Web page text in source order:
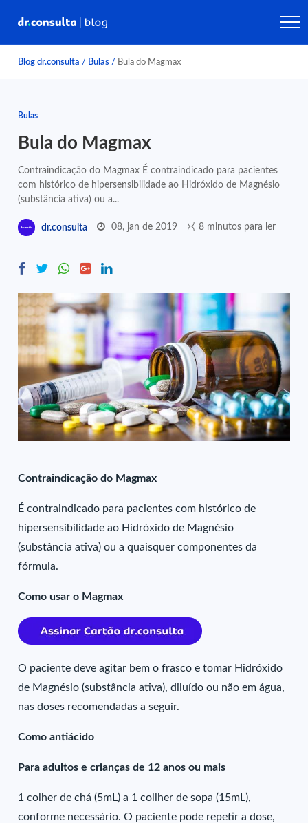
Blog dr.consulta / Bulas / Bula do Magmax
Bulas
Bula do Magmax
Contraindicação do Magmax É contraindicado para pacientes
com histórico de hipersensibilidade ao Hidróxido de Magnésio
(substância ativa) ou a...
dr.consulta 08, jan de 2019 8 minutos para ler
Contraindicação do Magmax
É contraindicado para pacientes com histórico de
hipersensibilidade ao Hidróxido de Magnésio
(substância ativa) ou a quaisquer componentes da
fórmula.
Como usar o Magmax
O paciente deve agitar bem o frasco e tomar Hidróxido
de Magnésio (substância ativa), diluído ou não em água,
nas doses recomendadas a seguir.
Como antiácido
Para adultos e crianças de 12 anos ou mais
1 colher de chá (5mL) a 1 collher de sopa (15mL),
conforme necessário. O paciente pode repetir a dose,